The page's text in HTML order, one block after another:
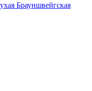
Брауншвейгская